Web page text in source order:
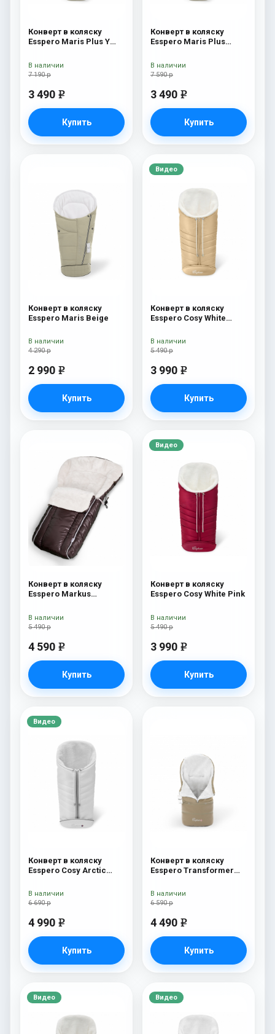
Конверт в коляску
Esspero Maris Plus Y
мех) Beige
7 190 р
3 490 e
Купить
В наличии
Конверт в коляску
Esspero Maris Plus
7 590 р
3 490 e
Купить
В наличии
Конверт в коляску
Esspero Maris Beige
4 290 р
2 990 e
Купить
В наличии
Видео
Конверт в коляску
Esspero Cosy White
5 490 р
3 990 e
Купить
В наличии
Конверт в коляску
Esspero Markus
шерсть) Chocolat
5 490 р
4 590 e
Купить
В наличии
Видео
Конверт в коляску
Esspero Cosy White Pink
5 490 р
3 990 e
Купить
В наличии
Видео
Конверт в коляску
Esspero Cosy Arctic
6 690 р
4 990 e
Купить
В наличии
Конверт в коляску
Esspero Transformer
100% шерсть)
Cappuccino
6 590 р
4 490 e
Купить
В наличии
Видео Видео